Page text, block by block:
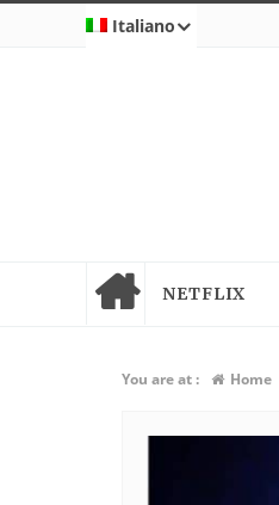
Italiano
NETFLIX
You are at : Home